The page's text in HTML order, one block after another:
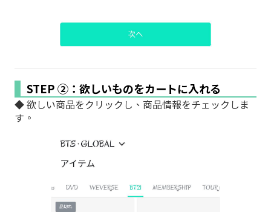
STEP ②：欲しいものをカートに入れる
◆ 欲しい商品をクリックし、商品情報をチェックしま
す。